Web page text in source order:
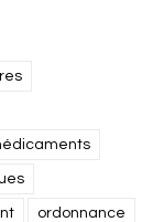
ordonnance